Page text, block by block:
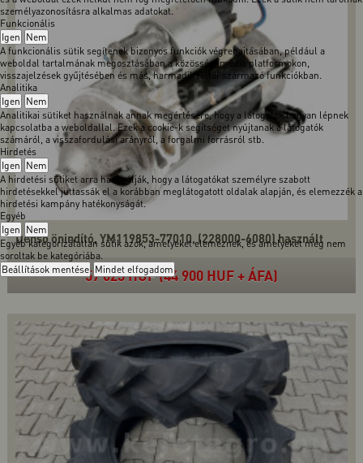
személyazonosításra alkalmas adatokat.
Funkcionális
Igen Nem
A funkcionális sütik segítenek bizonyos funkciók végrehajtásában, például a
weboldal tartalmának megosztásában a közösségi média platformokon,
visszajelzések gyűjtésében és más, harmadik féltől származó funkciókban.
Analitika
Igen Nem
Analitikai sütiket használnak annak megértésére, hogy a látogatók hogyan lépnek
kapcsolatba a weboldallal. Ezek a cookie-k segítséget nyújtanak a látogatók
számáról, a visszafordulási arányról, a forgalmi forrásról stb.
Hirdetés
Igen Nem
A hirdetési sütiket arra használják, hogy a látogatókat személyre szabott
hirdetésekkel juttassák el a korábban meglátogatott oldalak alapján, és elemezzék a
hirdetési kampány hatékonyságát.
Egyéb
Igen Nem
Egyéb kategorizálatlan sütik azok, amelyeket elemeznek, és amelyeket még nem
soroltak be kategóriába.
Beállítások mentése Mindet elfogadom
Denso önindító, YM119853-77010, (228000-6080) használt
57 023 HUF (44 900 HUF + ÁFA)